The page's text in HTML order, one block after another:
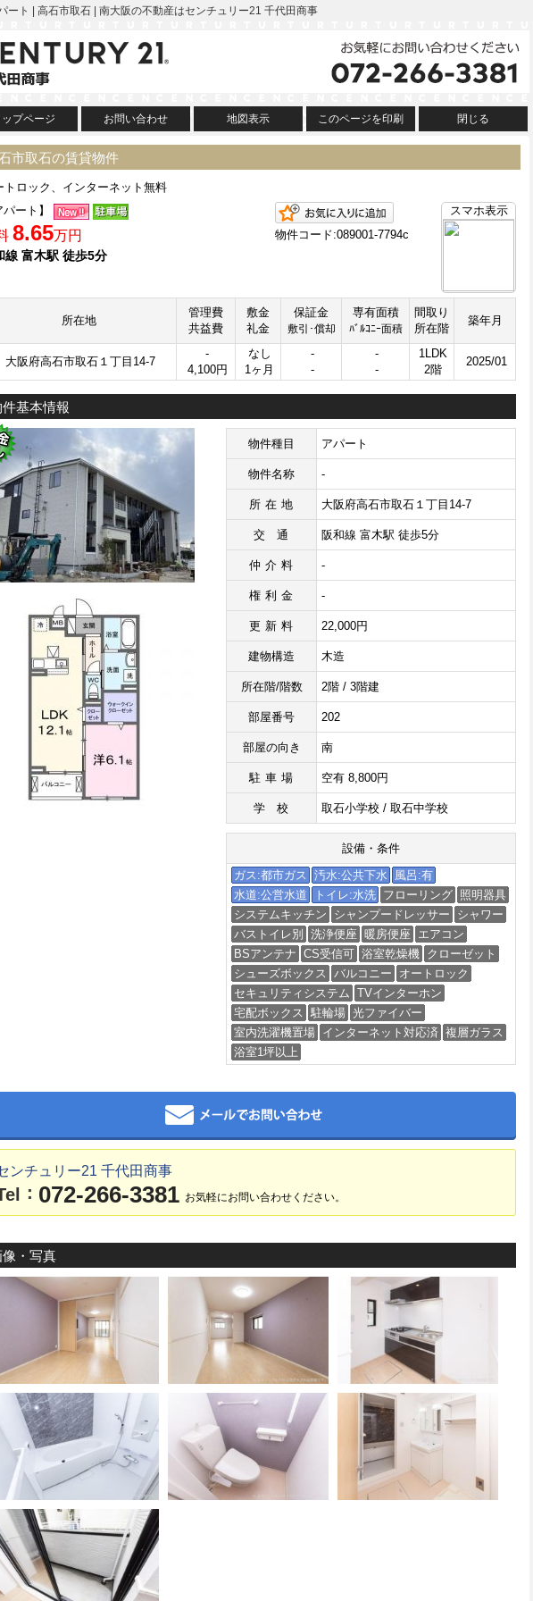
ート | 高石市取石 | 南大阪の不動産はセンチュリー21 千代田商事
ップページ お問い合わせ 地図表示 このページを印刷 閉じる
市取石の賃貸物件
トロック、インターネット無料
パート】
8.65万円
線 富木駅 徒歩5分
スマホ表示
お気に入りに追加
物件コード:089001-7794c
所在地
管理費
共益費
敷金
礼金
保証金
敷引･償却
専有面積
ﾊﾞﾙｺﾆｰ面積
間取り
所在階
築年月
大阪府高石市取石１丁目14-7
-
4,100円
なし
1ヶ月
-
-
-
-
1LDK
2階
2025/01
件基本情報
物件種目 アパート
物件名称 -
所在地 大阪府高石市取石１丁目14-7
交通 阪和線 富木駅 徒歩5分
仲介料 -
権利金 -
更新料 22,000円
建物構造 木造
所在階/階数 2階 / 3階建
部屋番号 202
部屋の向き 南
駐車場 空有 8,800円
学校 取石小学校 / 取石中学校
設備・条件
ガス:都市ガス
汚水:公共下水 風呂:有
水道:公営水道
トイレ:水洗 フローリング 照明器具
システムキッチン
シャンプードレッサー
シャワー
バストイレ別
洗浄便座 暖房便座
エアコン
BSアンテナ CS受信可 浴室乾燥機 クローゼット
シューズボックス
バルコニー
オートロック
セキュリティシステム TVインターホン
宅配ボックス
駐輪場 光ファイバー
室内洗濯機置場 インターネット対応済 複層ガラス
浴室1坪以上
ンチュリー21 千代田商事
： 072-266-3381 お気軽にお問い合わせください。
像・写真